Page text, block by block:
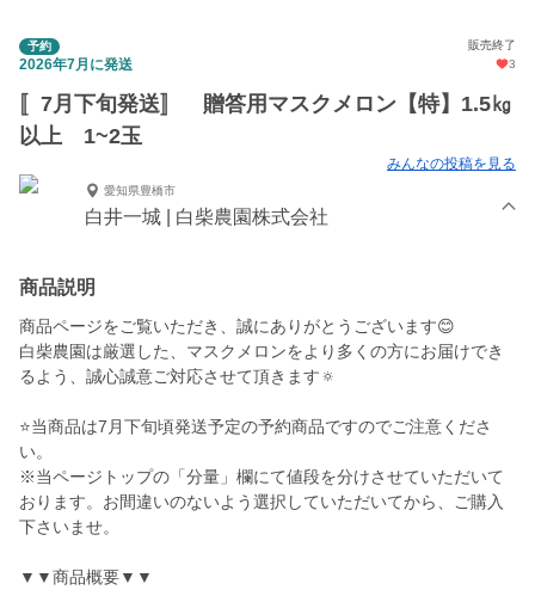
予約 販売終了
2026年7月に発送 3
〚7月下旬発送〛 贈答用マスクメロン【特】1.5㎏
以上 1~2玉
みんなの投稿を見る
愛知県豊橋市
白井一城 | 白柴農園株式会社
商品説明
商品ページをご覧いただき、誠にありがとうございます😊
白柴農園は厳選した、マスクメロンをより多くの方にお届けでき
るよう、誠心誠意ご対応させて頂きます🔅
⭐️当商品は7月下旬頃発送予定の予約商品ですのでご注意くださ
い。
※当ページトップの「分量」欄にて値段を分けさせていただいて
おります。お間違いのないよう選択していただいてから、ご購入
下さいませ。
▼▼商品概要▼▼